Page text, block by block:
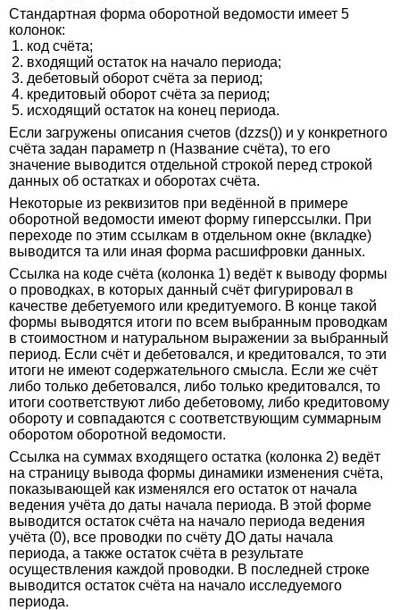
Стандартная форма оборотной ведомости имеет 5
колонок:
1. код счёта;
2. входящий остаток на начало периода;
3. дебетовый оборот счёта за период;
4. кредитовый оборот счёта за период;
5. исходящий остаток на конец периода.
Если загружены описания счетов (dzzs()) и у конкретного
счёта задан параметр n (Название счёта), то его
значение выводится отдельной строкой перед строкой
данных об остатках и оборотах счёта.
Некоторые из реквизитов при ведённой в примере
оборотной ведомости имеют форму гиперссылки. При
переходе по этим ссылкам в отдельном окне (вкладке)
выводится та или иная форма расшифровки данных.
Ссылка на коде счёта (колонка 1) ведёт к выводу формы
о проводках, в которых данный счёт фигурировал в
качестве дебетуемого или кредитуемого. В конце такой
формы выводятся итоги по всем выбранным проводкам
в стоимостном и натуральном выражении за выбранный
период. Если счёт и дебетовался, и кредитовался, то эти
итоги не имеют содержательного смысла. Если же счёт
либо только дебетовался, либо только кредитовался, то
итоги соответствуют либо дебетовому, либо кредитовому
обороту и совпадаются с соответствующим суммарным
оборотом оборотной ведомости.
Ссылка на суммах входящего остатка (колонка 2) ведёт
на страницу вывода формы динамики изменения счёта,
показывающей как изменялся его остаток от начала
ведения учёта до даты начала периода. В этой форме
выводится остаток счёта на начало периода ведения
учёта (0), все проводки по счёту ДО даты начала
периода, а также остаток счёта в результате
осуществления каждой проводки. В последней строке
выводится остаток счёта на начало исследуемого
периода.